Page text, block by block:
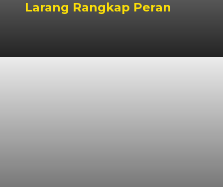
Larang Rangkap Peran